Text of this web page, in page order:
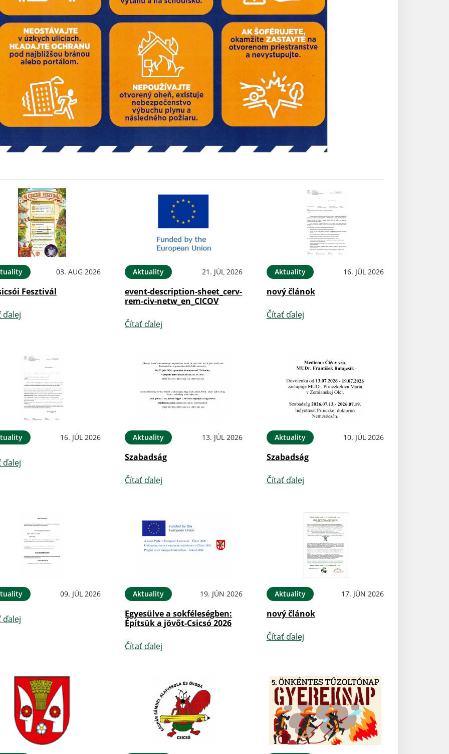
03. AUG 2026
Fesztivál
ďalej
Aktuality 21. JÚL 2026
event-description-sheet_cerv-
rem-civ-netw_en_CICOV
Čítať ďalej
Aktuality 16. JÚL 2026
nový článok
Čítať ďalej
16. JÚL 2026
ďalej
Aktuality 13. JÚL 2026
Szabadság
Čítať ďalej
Aktuality 10. JÚL 2026
Szabadság
Čítať ďalej
09. JÚL 2026
ďalej
Aktuality 19. JÚN 2026
Egyesülve a sokféleségben:
Építsük a jövőt-Csicsó 2026
Čítať ďalej
Aktuality 17. JÚN 2026
nový článok
Čítať ďalej